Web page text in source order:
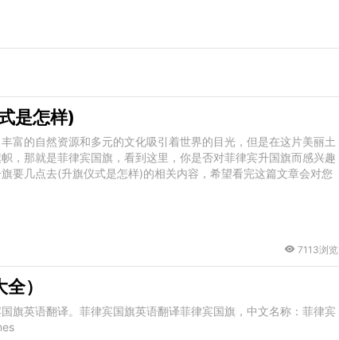
是怎样)
富的自然资源和多元的文化吸引着世界的目光，但是在这片美丽土
，那就是菲律宾国旗，看到这里，你是否对菲律宾升国旗而感兴趣
要几点去(升旗仪式是怎样)的相关内容，希望看完这篇文章会对您
7113浏览
）
旗英语翻译。菲律宾国旗英语翻译菲律宾国旗，中文名称：菲律宾